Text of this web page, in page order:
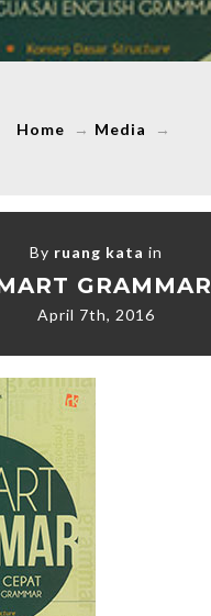
Home → Media →
By ruang kata in
GRAMMAR
April 7th, 2016